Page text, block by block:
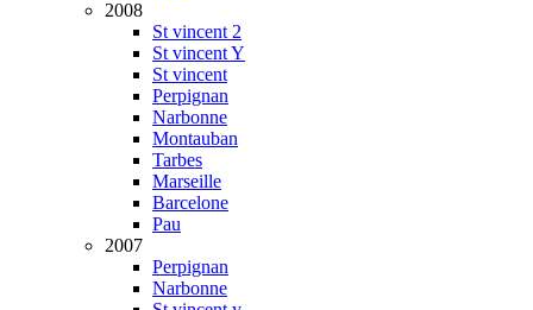
2008
St vincent 2
St vincent Y
St vincent
Perpignan
Narbonne
Montauban
Tarbes
Marseille
Barcelone
Pau
2007
Perpignan
Narbonne